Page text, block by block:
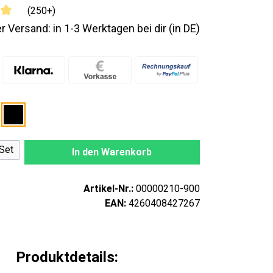
(250+)
Versand: in 1-3 Werktagen bei dir (in DE)
Gib den gewünschten Wert ein
In den Warenkorb
Artikel-Nr.: 00000210-900
EAN: 4260408427267
Produktdetails: